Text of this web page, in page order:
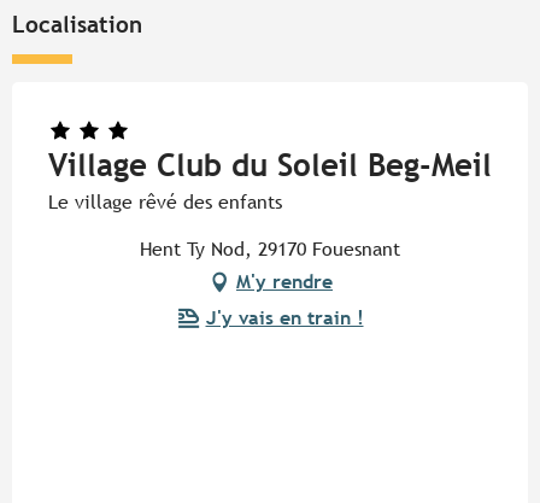
Localisation
Village Club du Soleil Beg-Meil
Le village rêvé des enfants
Hent Ty Nod, 29170 Fouesnant
M'y rendre
J'y vais en train !